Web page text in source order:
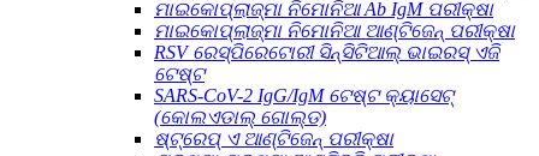
ମାଇକୋପ୍ଲାଜ୍ମା ନିମୋନିଆ Ab IgM ପରୀକ୍ଷା
ମାଇକୋପ୍ଲାଜ୍ମା ନିମୋନିଆ ଆଣ୍ଟିଜେନ୍ ପରୀକ୍ଷା
RSV ରେସ୍ପିରେଟୋରୀ ସିନ୍ସିଟିଆଲ୍ ଭାଇରସ୍ ଏଜି
ଟେଷ୍ଟ
SARS-CoV-2 IgG/IgM ଟେଷ୍ଟ କ୍ୟାସେଟ୍
(କୋଲଏଡାଲ୍ ଗୋଲ୍ଡ)
ଷ୍ଟ୍ରେପ୍ ଏ ଆଣ୍ଟିଜେନ୍ ପରୀକ୍ଷା